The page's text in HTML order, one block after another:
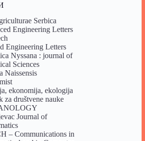
Serbica
Engineering Letters
Engineering Letters
Nyssana : journal of
Sciences
Naissensis
ekonomija, ekologija
za društvene nauke
Journal of
– Communications in